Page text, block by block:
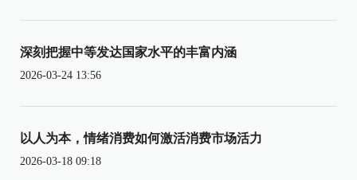
深刻把握中等发达国家水平的丰富内涵
2026-03-24 13:56
以人为本，情绪消费如何激活消费市场活力
2026-03-18 09:18